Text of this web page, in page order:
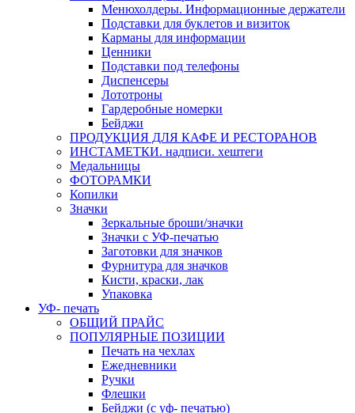
Менюхолдеры. Информационные держатели
Подставки для буклетов и визиток
Карманы для информации
Ценники
Подставки под телефоны
Диспенсеры
Лототроны
Гардеробные номерки
Бейджи
ПРОДУКЦИЯ ДЛЯ КАФЕ И РЕСТОРАНОВ
ИНСТАМЕТКИ. надписи. хештеги
Медальницы
ФОТОРАМКИ
Копилки
Значки
Зеркальные броши/значки
Значки с УФ-печатью
Заготовки для значков
Фурнитура для значков
Кисти, краски, лак
Упаковка
УФ- печать
ОБЩИЙ ПРАЙС
ПОПУЛЯРНЫЕ ПОЗИЦИИ
Печать на чехлах
Ежедневники
Ручки
Флешки
Бейджи (с уф- печатью)